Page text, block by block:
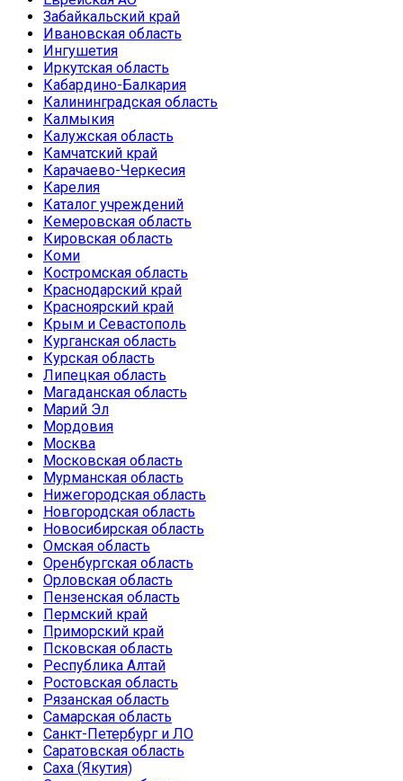
Забайкальский край
Ивановская область
Ингушетия
Иркутская область
Кабардино-Балкария
Калининградская область
Калмыкия
Калужская область
Камчатский край
Карачаево-Черкесия
Карелия
Каталог учреждений
Кемеровская область
Кировская область
Коми
Костромская область
Краснодарский край
Красноярский край
Крым и Севастополь
Курганская область
Курская область
Липецкая область
Магаданская область
Марий Эл
Мордовия
Москва
Московская область
Мурманская область
Нижегородская область
Новгородская область
Новосибирская область
Омская область
Оренбургская область
Орловская область
Пензенская область
Пермский край
Приморский край
Псковская область
Республика Алтай
Ростовская область
Рязанская область
Самарская область
Санкт-Петербург и ЛО
Саратовская область
Саха (Якутия)